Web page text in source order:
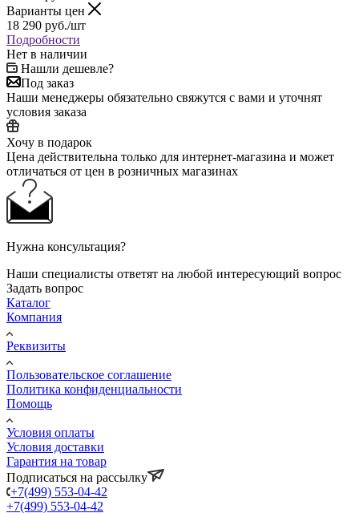
Варианты цен
18 290 руб./шт
Подробности
Нет в наличии
Нашли дешевле?
Под заказ
Наши менеджеры обязательно свяжутся с вами и уточнят
условия заказа
Хочу в подарок
Цена действительна только для интернет-магазина и может
отличаться от цен в розничных магазинах
Нужна консультация?
Наши специалисты ответят на любой интересующий вопрос
Задать вопрос
Каталог
Компания
Реквизиты
Пользовательское соглашение
Политика конфиденциальности
Помощь
Условия оплаты
Условия доставки
Гарантия на товар
Подписаться на рассылку
+7(499) 553-04-42
+7(499) 553-04-42